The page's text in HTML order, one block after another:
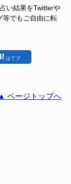
い結果をTwitterや
等でもご自由に転
はてブ
▲ ページトップへ